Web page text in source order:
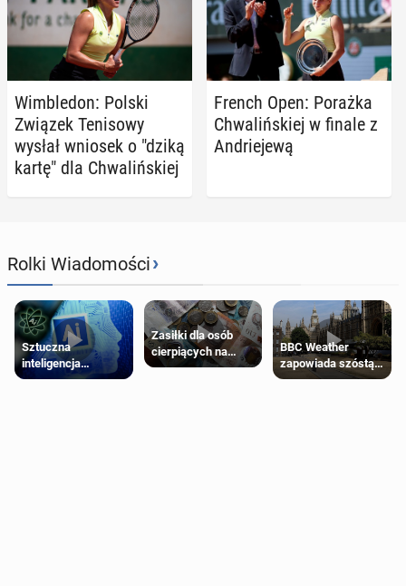
Wim­ble­don: Polski
Związek Te­ni­so­wy
wysłał wniosek o "dziką
kartę" dla Chwa­liń­skiej
French Open: Porażka
Chwa­liń­skiej w finale z
An­drie­je­wą
Rolki Wiadomości›
Sztuczna
inteligencja
próbowała oszukać
Zasiłki dla osób
cierpiących na
schorzenia
BBC Weather
zapowiada szóstą
falę upałów w